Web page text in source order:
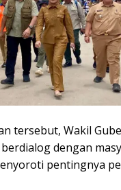
tersebut, Wakil
dengan
pentingnya